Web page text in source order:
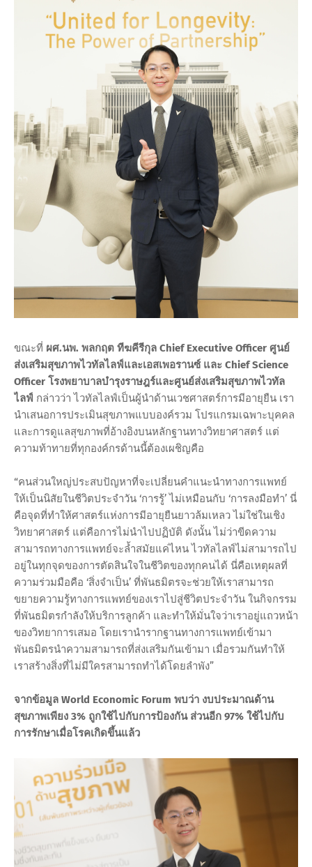
ขณะที่ ผศ.นพ. พลกฤต ทีฆคีรีกุล Chief Executive Officer ศูนย์
ส่งเสริมสุขภาพไวทัลไลฟ์และเอสเพอรานซ์ และ Chief Science
Officer โรงพยาบาลบำรุงราษฎร์และศูนย์ส่งเสริมสุขภาพไวทัล
ไลฟ์ กล่าวว่า ไวทัลไลฟ์เป็นผู้นำด้านเวชศาสตร์การมีอายุยืน เรา
นำเสนอการประเมินสุขภาพแบบองค์รวม โปรแกรมเฉพาะบุคคล
และการดูแลสุขภาพที่อ้างอิงบนหลักฐานทางวิทยาศาสตร์ แต่
ความท้าทายที่ทุกองค์กรด้านนี้ต้องเผชิญคือ
“คนส่วนใหญ่ประสบปัญหาที่จะเปลี่ยนคำแนะนำทางการแพทย์
ให้เป็นนิสัยในชีวิตประจำวัน ‘การรู้’ ไม่เหมือนกับ ‘การลงมือทำ’ นี่
คือจุดที่ทำให้ศาสตร์แห่งการมีอายุยืนยาวล้มเหลว ไม่ใช่ในเชิง
วิทยาศาสตร์ แต่คือการไม่นำไปปฏิบัติ ดังนั้น ไม่ว่าขีดความ
สามารถทางการแพทย์จะล้ำสมัยแค่ไหน ไวทัลไลฟ์ไม่สามารถไป
อยู่ในทุกจุดของการตัดสินใจในชีวิตของทุกคนได้ นี่คือเหตุผลที่
ความร่วมมือคือ ‘สิ่งจำเป็น’ ที่พันธมิตรจะช่วยให้เราสามารถ
ขยายความรู้ทางการแพทย์ของเราไปสู่ชีวิตประจำวัน ในกิจกรรม
ที่พันธมิตรกำลังให้บริการลูกค้า และทำให้มั่นใจว่าเราอยู่แถวหน้า
ของวิทยาการเสมอ โดยเรานำรากฐานทางการแพทย์เข้ามา
พันธมิตรนำความสามารถที่ส่งเสริมกันเข้ามา เมื่อรวมกันทำให้
เราสร้างสิ่งที่ไม่มีใครสามารถทำได้โดยลำพัง”
จากข้อมูล World Economic Forum พบว่า งบประมาณด้าน
สุขภาพเพียง 3% ถูกใช้ไปกับการป้องกัน ส่วนอีก 97% ใช้ไปกับ
การรักษาเมื่อโรคเกิดขึ้นแล้ว